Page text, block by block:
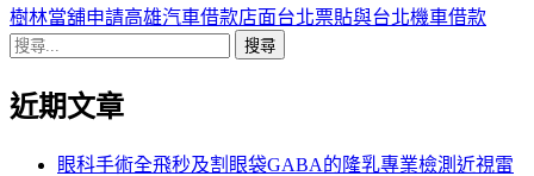
導
覽
文
一
章:
樹林當舖申請高雄汽車借款店面台北票貼與台北機車借款
搜
關
近期文章
眼科手術全飛秒及割眼袋GABA的隆乳專業檢測近視雷